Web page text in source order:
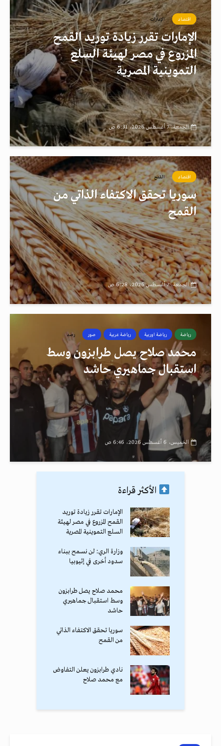
اقتصاد الإمارات
الإمارات تقرر زيادة توريد القمح
المزروع في مصر لهيئة السلع
التموينية المصرية
الجمعة، 7 أغسطس 2026، 6:31 ص
اقتصاد القمح
سوريا تحقق الاكتفاء الذاتي من
القمح
الجمعة، 7 أغسطس 2026، 6:28 ص
رياضة رياضة اوربية رياضة عربية صور رصد
محمد صلاح يصل طرابزون وسط
استقبال جماهيري حاشد
الخميس، 6 أغسطس 2026، 6:46 ص
الأكثر قراءة
الإمارات تقرر زيادة توريد
القمح المزروع في مصر لهيئة
السلع التموينية المصرية
وزارة الري: لن نسمح ببناء
سدود أخرى في إثيوبيا
محمد صلاح يصل طرابزون
وسط استقبال جماهيري
حاشد
سوريا تحقق الاكتفاء الذاتي
من القمح
نادي طرابزون يعلن التفاوض
مع محمد صلاح